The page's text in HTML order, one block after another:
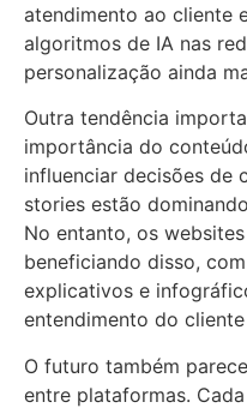
atendimento ao cliente
algoritmos de IA nas
personalização ainda
Outra tendência
importância do
influenciar decisões de
stories estão
No entanto, os
beneficiando disso,
explicativos e
entendimento do
O futuro também
entre plataformas.